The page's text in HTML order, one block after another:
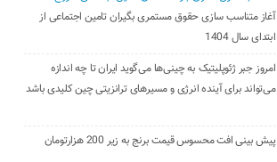
آغاز متناسب سازی حقوق مستمری بگیران تامین اجتماعی از
ابتدای سال 1404
امروز جبر ژئوپلیتیک به چینی‌ها می‌گوید ایران تا چه اندازه
می‌تواند برای آینده انرژی و مسیرهای ترانزیتی چین کلیدی باشد
پیش بینی افت محسوس قیمت برنج به زیر 200 هزارتومان